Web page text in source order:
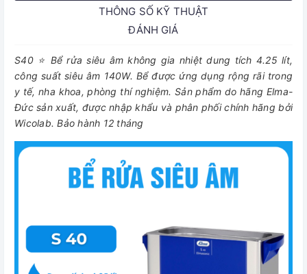
THÔNG SỐ KỸ THUẬT
ĐÁNH GIÁ
S40 ⭐ Bể rửa siêu âm không gia nhiệt dung tích 4.25 lít,
công suất siêu âm 140W. Bể được ứng dụng rộng rãi trong
y tế, nha khoa, phòng thí nghiệm. Sản phẩm do hãng Elma-
Đức sản xuất, được nhập khẩu và phân phối chính hãng bởi
Wicolab. Bảo hành 12 tháng